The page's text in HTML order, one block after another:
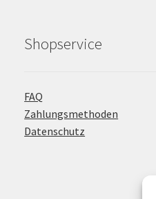
Shopservice
FAQ
Zahlungsmethoden
Datenschutz